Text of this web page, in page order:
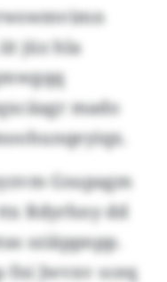
jüz hla
mado
Gsupagm
Rdyrhny dd
sziäppnpp.
fni Jwvxv sceq